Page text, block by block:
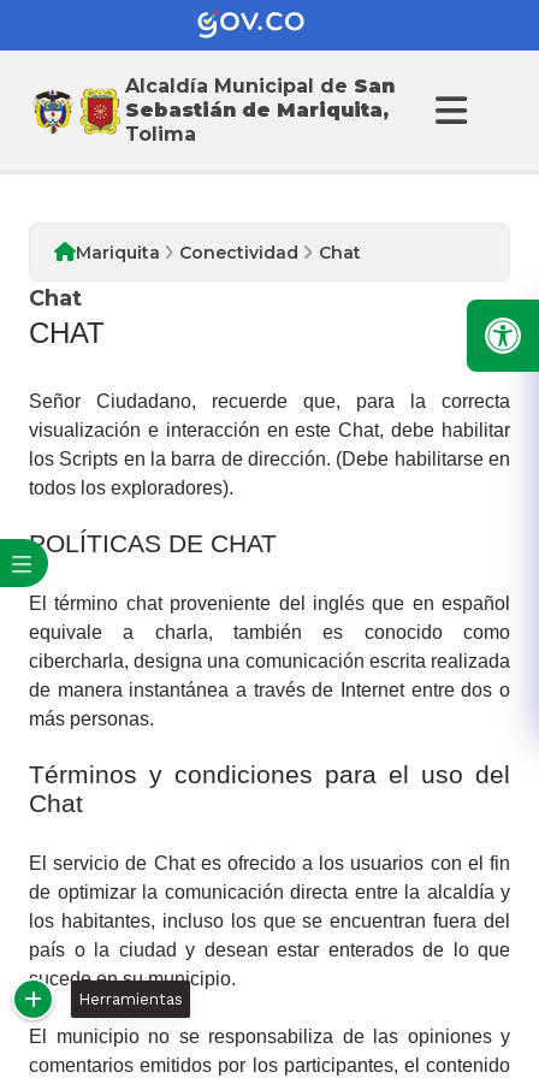
Alcaldía Municipal de San
Sebastián de Mariquita,
Tolima
Conectividad
Mariquita Conectividad Chat
Chat
CHAT
Señor Ciudadano, recuerde que, para la correcta
visualización e interacción en este Chat, debe habilitar
los Scripts en la barra de dirección. (Debe habilitarse en
todos los exploradores).
POLÍTICAS DE CHAT
El término chat proveniente del inglés que en español
equivale a charla, también es conocido como
cibercharla, designa una comunicación escrita realizada
de manera instantánea a través de Internet entre dos o
más personas.
Términos y condiciones para el uso del
Chat
El servicio de Chat es ofrecido a los usuarios con el fin
de optimizar la comunicación directa entre la alcaldía y
los habitantes, incluso los que se encuentran fuera del
país o la ciudad y desean estar enterados de lo que
sucede en su municipio.
El municipio no se responsabiliza de las opiniones y
comentarios emitidos por los participantes, el contenido
Herramientas